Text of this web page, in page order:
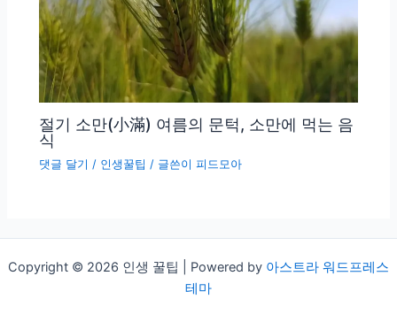
절기 소만(小滿) 여름의 문턱, 소만에 먹는 음
식
댓글 달기 / 인생꿀팁 / 글쓴이피드모아
Copyright © 2026 인생 꿀팁 | Powered by 아스트라 워드프레스
테마